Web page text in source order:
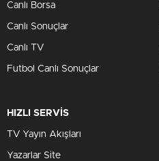
Canlı Borsa
Canlı Sonuçlar
Canlı TV
Futbol Canlı Sonuçlar
HIZLI SERVİS
TV Yayın Akışları
Yazarlar Site